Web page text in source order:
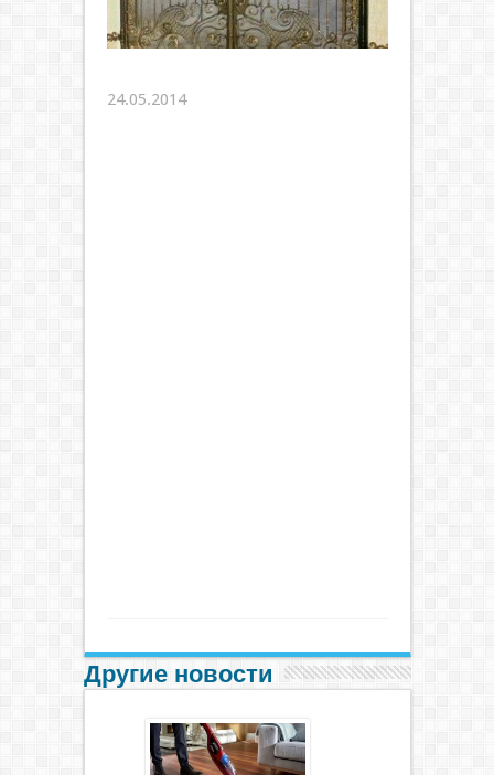
24.05.2014
Другие новости